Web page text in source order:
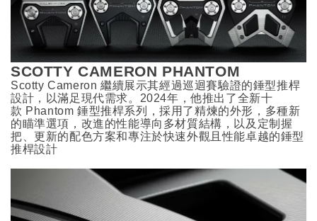
SCOTTY CAMERON PHANTOM
Scotty Cameron 繼續展示其經過巡迴賽驗證的錘型推桿
設計，以滿足現代需求。2024年，他推出了全新十
款 Phantom 錘型推桿系列，採用了精煉的外形，多種新
的瞄準選項，改進的性能導向多材質結構，以及定制握
把、更新的配色方案和專注於快速外觀且性能卓越的錘型
推桿設計